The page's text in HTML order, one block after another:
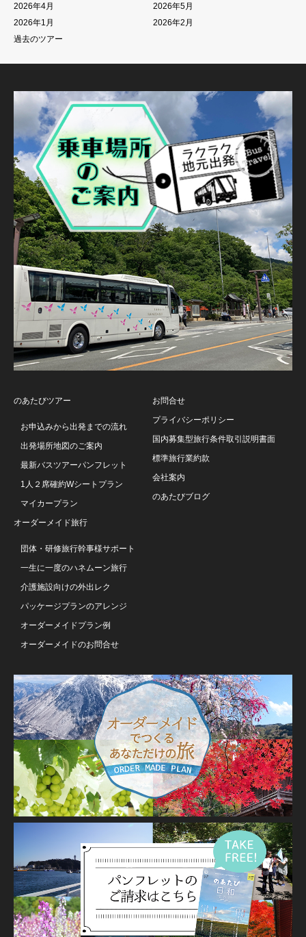
2026年4月
2026年5月
2026年1月
2026年2月
過去のツアー
のあたびツアー
お申込みから出発までの流れ
出発場所地図のご案内
最新バスツアーパンフレット
1人２席確約Wシートプラン
マイカープラン
オーダーメイド旅行
団体・研修旅行幹事様サポート
一生に一度のハネムーン旅行
介護施設向けの外出レク
パッケージプランのアレンジ
オーダーメイドプラン例
オーダーメイドのお問合せ
お問合せ
プライバシーポリシー
国内募集型旅行条件取引説明書面
標準旅行業約款
会社案内
のあたびブログ